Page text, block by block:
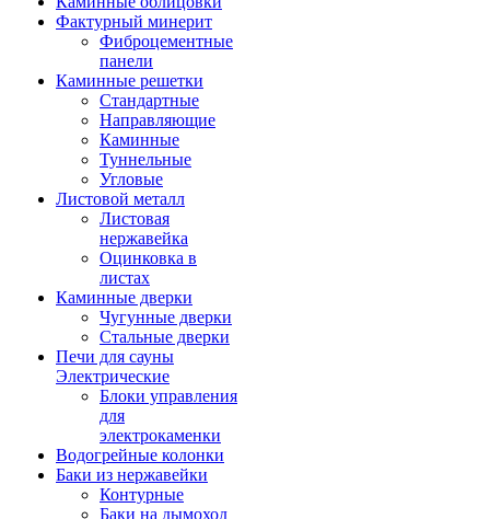
Фактурный минерит
Фиброцементные
панели
Каминные решетки
Стандартные
Направляющие
Каминные
Туннельные
Угловые
Листовой металл
Листовая
нержавейка
Оцинковка в
листах
Каминные дверки
Чугунные дверки
Стальные дверки
Печи для сауны
Электрические
Блоки управления
для
электрокаменки
Водогрейные колонки
Баки из нержавейки
Контурные
Баки на дымоход